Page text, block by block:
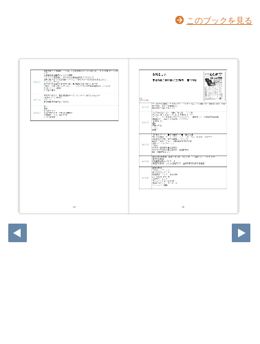
このブックを見る